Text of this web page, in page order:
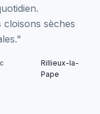
sèches
Rillieux-la-
Pape